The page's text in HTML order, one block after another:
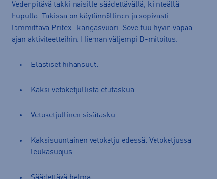
Vedenpitävä takki naisille säädettävällä, kiinteällä
hupulla. Takissa on käytännöllinen ja sopivasti
lämmittävä Pritex -kangasvuori. Soveltuu hyvin vapaa-
ajan aktiviteetteihin. Hieman väljempi D-mitoitus.
Elastiset hihansuut.
Kaksi vetoketjullista etutaskua.
Vetoketjullinen sisätasku.
Kaksisuuntainen vetoketju edessä. Vetoketjussa
leukasuojus.